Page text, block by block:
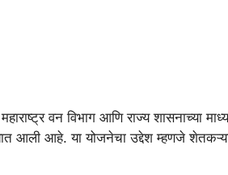
वन विभाग आणि राज्य शासनाच्या
आली आहे. या योजनेचा उद्देश म्हणजे